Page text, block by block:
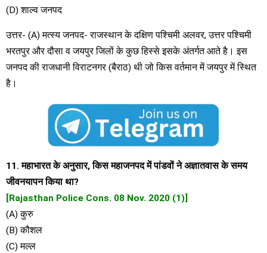
(D) शाल्व जनपद
उत्तर- (A) मत्स्य जनपद- राजस्थान के दक्षिण पश्चिमी अलवर, उत्तर पश्चिमी
भरतपुर और दौसा व जयपुर जिलों के कुछ हिस्से इसके अंतर्गत आते है। इस
जनपद की राजधानी विराटनगर (बैराठ) थी जो किस वर्तमान में जयपुर में स्थित
है।
11. महाभारत के अनुसार, किस महाजनपद में पांडवों ने अज्ञातवास के समय
जीवनयापन किया था?
[Rajasthan Police Cons. 08 Nov. 2020 (1)]
(A) कुरु
(B) कौशल
(C) मल्ल